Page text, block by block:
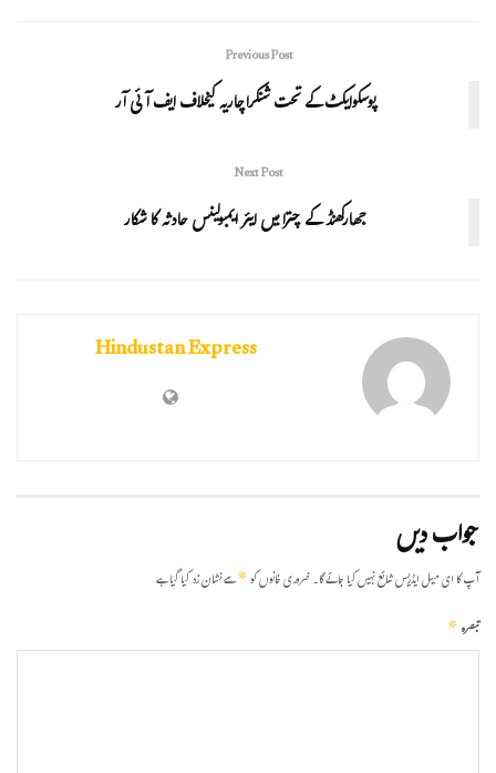
Previous Post
پوسکوایکٹ کے تحت شنکراچاریہ کیخلاف ایف آئی آر
Next Post
جھارکھنڈ کے چترا میں ایئر ایمبولینس حادثہ کا شکار
Hindustan Express
جواب دیں
آپ کا ای میل ایڈریس شائع نہیں کیا جائے گا۔ضروری خانوں کو*سے نشان زد کیا گیا ہے
تبصرہ*